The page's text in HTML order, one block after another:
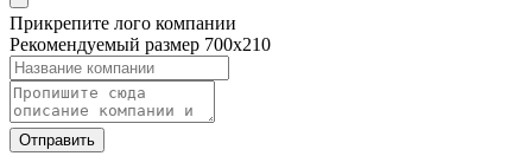
Прикрепите лого компании
Рекомендуемый размер 700х210
Отправить